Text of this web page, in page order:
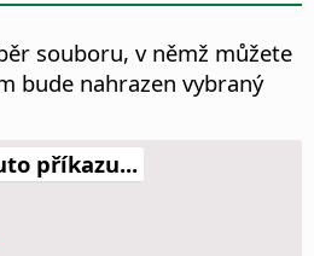
souboru, v němž můžete
bude nahrazen vybraný
příkazu...